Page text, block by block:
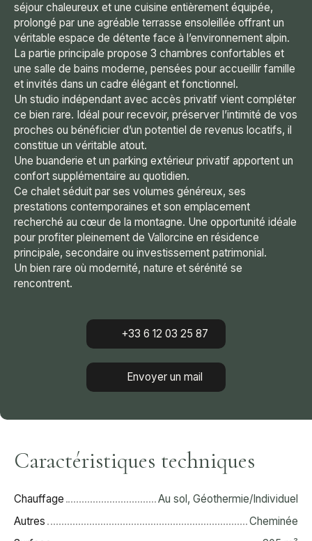
séjour chaleureux et une cuisine entièrement équipée,
prolongé par une agréable terrasse ensoleillée offrant un
véritable espace de détente face à l’environnement alpin.
La partie principale propose 3 chambres confortables et
une salle de bains moderne, pensées pour accueillir famille
et invités dans un cadre élégant et fonctionnel.
Un studio indépendant avec accès privatif vient compléter
ce bien rare. Idéal pour recevoir, préserver l’intimité de vos
proches ou bénéficier d’un potentiel de revenus locatifs, il
constitue un véritable atout.
Une buanderie et un parking extérieur privatif apportent un
confort supplémentaire au quotidien.
Ce chalet séduit par ses volumes généreux, ses
prestations contemporaines et son emplacement
recherché au cœur de la montagne. Une opportunité idéale
pour profiter pleinement de Vallorcine en résidence
principale, secondaire ou investissement patrimonial.
Un bien rare où modernité, nature et sérénité se
rencontrent.
+33 6 12 03 25 87
Envoyer un mail
Caractéristiques techniques
Chauffage
Au sol, Géothermie/Individuel
Autres
Cheminée